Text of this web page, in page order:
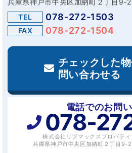
兵庫県神戸市中央区加納町２丁目9-
TEL
078-272-1503
FAX 078-272-1504
チェックした
問い合わせる
電話でのお問
078-
株式会社リブマックスプロパテ
兵庫県神戸市中央区加納町２丁目9-